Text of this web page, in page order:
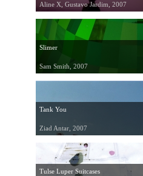
Aline X, Gustavo Jardim, 2007
Slimer
Sam Smith, 2007
Tank You
Ziad Antar, 2007
Tulse Luper Suitcases